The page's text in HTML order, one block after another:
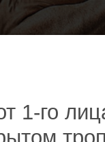
1-го